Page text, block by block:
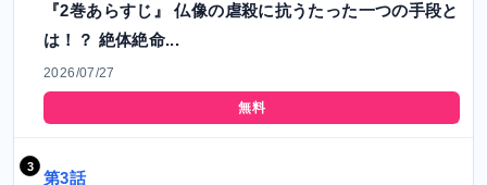
『2巻あらすじ』 仏像の虐殺に抗うたった一つの手段と
は！？ 絶体絶命...
2026/07/27
無料
第3話